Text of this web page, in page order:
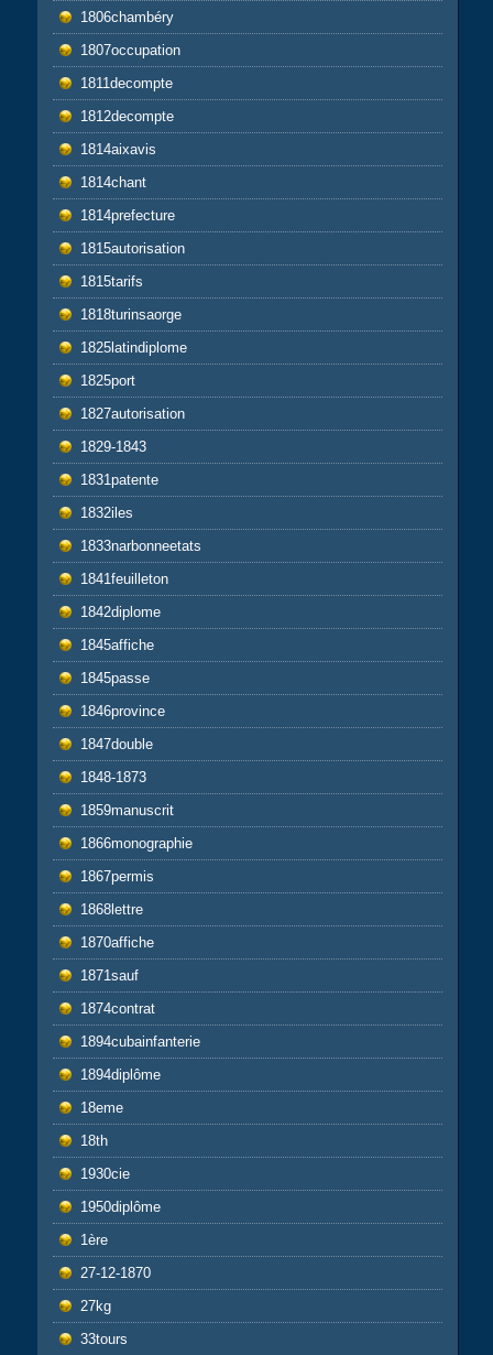
1806chambéry
1807occupation
1811decompte
1812decompte
1814aixavis
1814chant
1814prefecture
1815autorisation
1815tarifs
1818turinsaorge
1825latindiplome
1825port
1827autorisation
1829-1843
1831patente
1832iles
1833narbonneetats
1841feuilleton
1842diplome
1845affiche
1845passe
1846province
1847double
1848-1873
1859manuscrit
1866monographie
1867permis
1868lettre
1870affiche
1871sauf
1874contrat
1894cubainfanterie
1894diplôme
18eme
18th
1930cie
1950diplôme
1ère
27-12-1870
27kg
33tours